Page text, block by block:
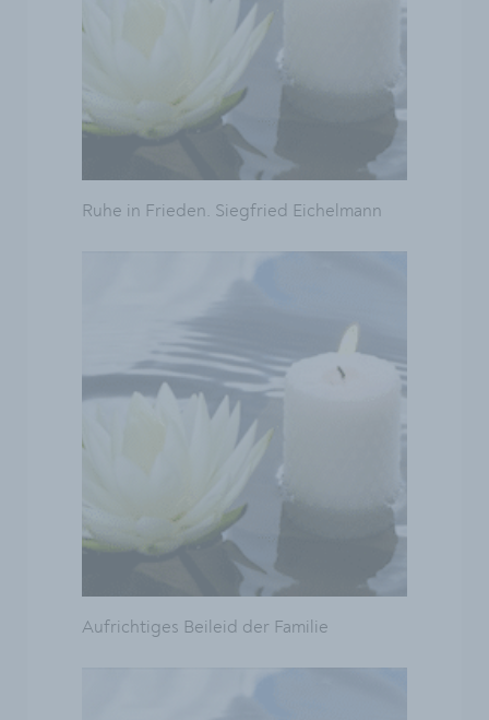
Ruhe in Frieden. Siegfried Eichelmann
Aufrichtiges Beileid der Familie